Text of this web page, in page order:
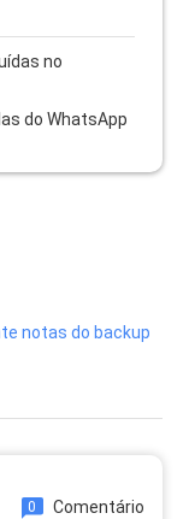
no
do WhatsApp
notas do backup
0 Comentário